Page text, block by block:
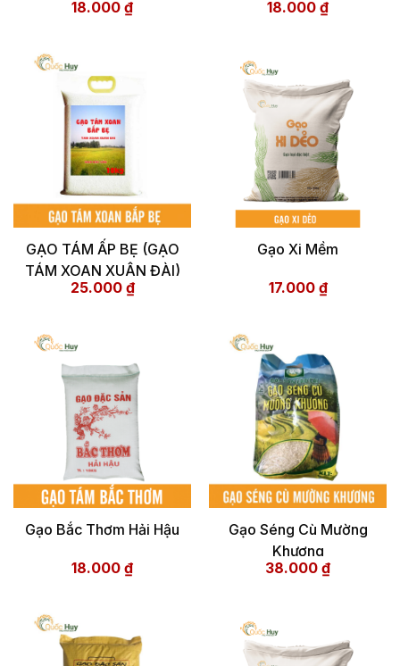
18.000 ₫ 18.000 ₫
GẠO TÁM ẤP BẸ (GẠO
TÁM XOAN XUÂN ĐÀI)
25.000 ₫
Gạo Xi Mềm
17.000 ₫
Gạo Bắc Thơm Hải Hậu
18.000 ₫
Gạo Séng Cù Mường
Khương
38.000 ₫